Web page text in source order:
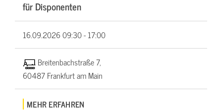
für Disponenten
16.09.202609:30 - 17:00
Breitenbachstraße 7,
60487 Frankfurt am Main
MEHR ERFAHREN